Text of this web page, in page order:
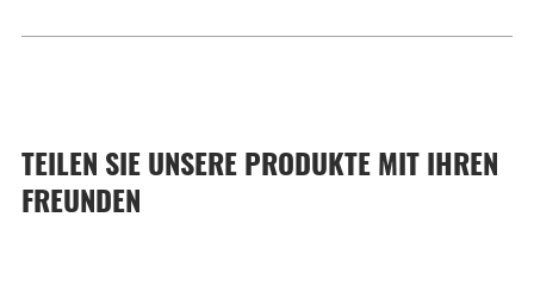
TEILEN SIE UNSERE PRODUKTE MIT IHREN
FREUNDEN